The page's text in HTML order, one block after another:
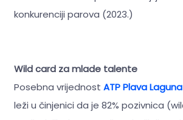
konkurenciji parova (2023.)
Wild card za mlade talente
Posebna vrijednost ATP Plava
leži u činjenici da je 82% pozivnica